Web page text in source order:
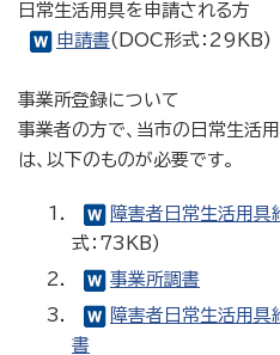
日常生活用具を申請される方
申請書(DOC形式：29KB)
事業所登録について
事業者の方で、当市の日常生活
は、以下のものが必要です。
障害者日常生活用具
式：73KB)
事業所調書
障害者日常生活用具
書